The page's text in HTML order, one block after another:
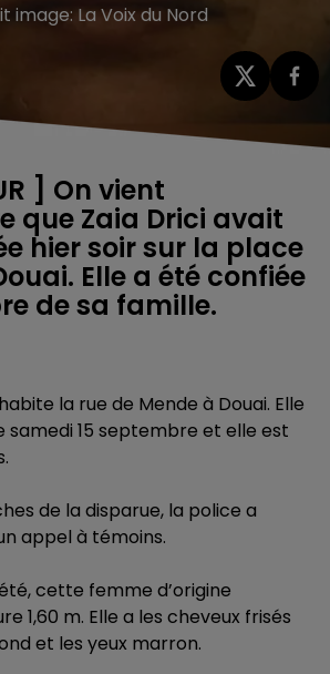
image: La Voix du Nord
] On vient
que Zaia Drici avait
hier soir sur la place
Elle a été confiée
de sa famille.
la rue de Mende à Douai. Elle
samedi 15 septembre et elle est
de la disparue, la police a
appel à témoins.
cette femme d’origine
1,60 m. Elle a les cheveux frisés
et les yeux marron.